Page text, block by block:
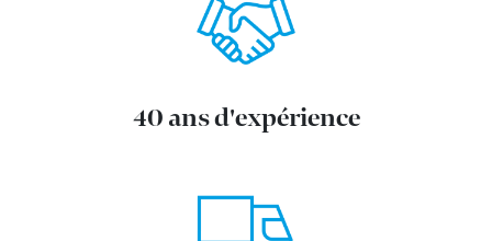
40 ans d'expérience